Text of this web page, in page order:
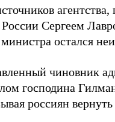
агентства,
Сергеем
остался
чиновник
господина
россиян